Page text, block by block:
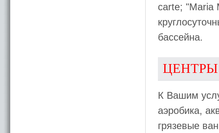
cartе; "Maria
бассейна.
К Вашим
аэробика,
грязевые